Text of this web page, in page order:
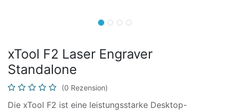
xTool F2 Laser Engraver
Standalone
(0 Rezension)
Die xTool F2 ist eine leistungsstarke Desktop-